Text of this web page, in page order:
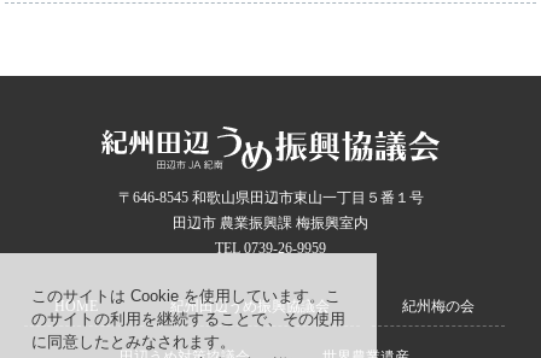
このサイトは Cookie を使用しています。こ
のサイトの利用を継続することで、その使用
に同意したとみなされます。
〒646-8545 和歌山県田辺市東山一丁目５番１号
田辺市 農業振興課 梅振興室内
TEL 0739-26-9959
HOME 紀州田辺うめ振興協議会 紀州梅の会